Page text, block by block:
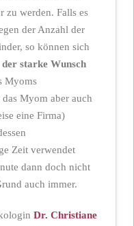
zu werden. Falls es
der Anzahl der
so können sich
starke Wunsch
Myoms
Myom aber auch
eine Firma)
Zeit verwendet
dann doch nicht
auch immer.
Dr. Christiane